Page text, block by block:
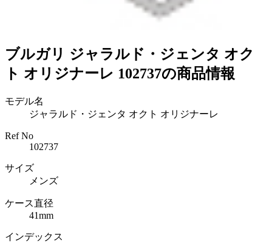
ブルガリ ジャラルド・ジェンタ オク
ト オリジナーレ 102737の商品情報
モデル名
ジャラルド・ジェンタ オクト オリジナーレ
Ref No
102737
サイズ
メンズ
ケース直径
41mm
インデックス